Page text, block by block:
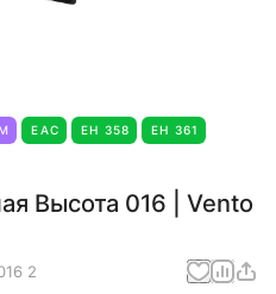
EAC ЕН 358 ЕН 361
Высота 016 | Vento
2